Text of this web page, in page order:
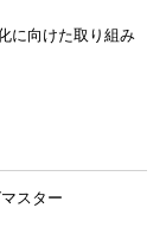
に向けた取り組み
スター